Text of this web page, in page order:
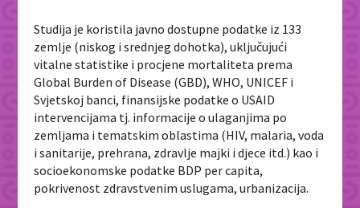
Studija je koristila javno dostupne podatke iz 133
zemlje (niskog i srednjeg dohotka), uključujući
vitalne statistike i procjene mortaliteta prema
Global Burden of Disease (GBD), WHO, UNICEF i
Svjetskoj banci, finansijske podatke o USAID
intervencijama tj. informacije o ulaganjima po
zemljama i tematskim oblastima (HIV, malaria, voda
i sanitarije, prehrana, zdravlje majki i djece itd.) kao i
socioekonomske podatke BDP per capita,
pokrivenost zdravstvenim uslugama, urbanizacija.